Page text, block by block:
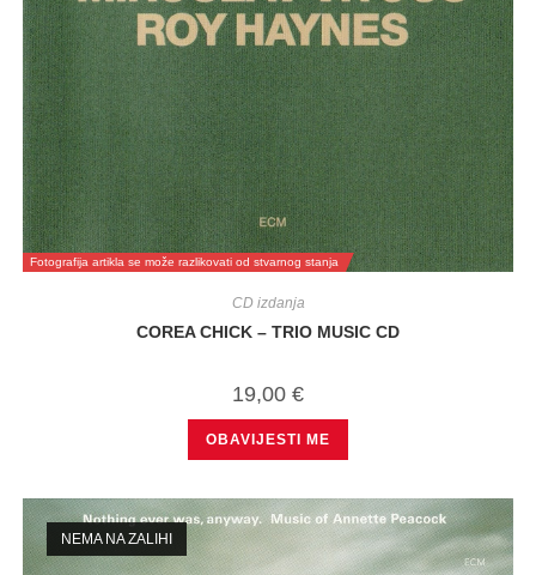
Fotografija artikla se može razlikovati od stvarnog stanja
CD izdanja
COREA CHICK – TRIO MUSIC CD
19,00 €
OBAVIJESTI ME
NEMA NA ZALIHI